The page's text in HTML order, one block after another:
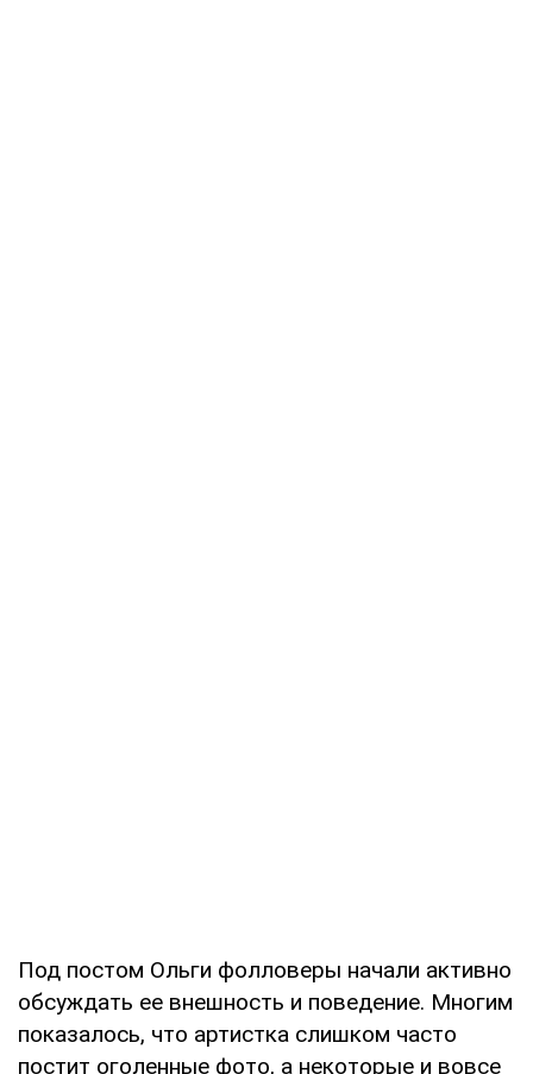
Под постом Ольги фолловеры начали активно
обсуждать ее внешность и поведение. Многим
показалось, что артистка слишком часто
постит оголенные фото, а некоторые и вовсе